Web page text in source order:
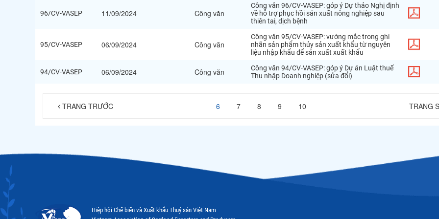
96/CV-VASEP 11/09/2024 Công văn
Công văn 96/CV-VASEP:gópý Dựthảo Nghịđịnh
về hỗtrợ phục hồisản xuất nông nghiệpsau
thiên tai, dịch bệnh
95/CV-VASEP 06/09/2024 Công văn
Công văn 95/CV-VASEP:vướng mắctrong ghi
nhãn sản phẩmthủysản xuất khẩu từ nguyên
liệu nhập khẩu đểsản xuất xuất khẩu
94/CV-VASEP 06/09/2024 Công văn Công văn 94/CV-VASEP:gópý Dựán Luật thuế
Thu nhập Doanh nghiệp (sửa đổi)
TRANG TRƯỚC 6 7 8 9 10 TRANG
Hiệp hội Chế biến và Xuất khẩu Thuỷ sản Việt Nam